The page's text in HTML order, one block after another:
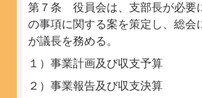
第７条 役員会は、支部長が必要
の事項に関する案を策定し、総会
が議長を務める。
１）事業計画及び収支予算
２）事業報告及び収支決算